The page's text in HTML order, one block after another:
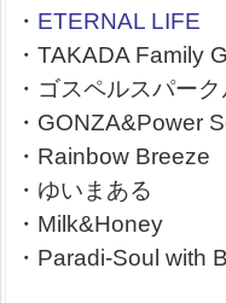
・ ETERNAL LIFE
・TAKADA Family
・ゴスペルスパー
・GONZA&Power
・Rainbow Breeze
・ゆいまある
・Milk&Honey
・Paradi-Soul with